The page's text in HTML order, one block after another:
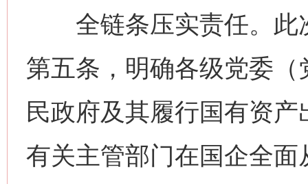
全链条压实责任。此
第五条，明确各级党委
民政府及其履行国有资
有关主管部门在国企全